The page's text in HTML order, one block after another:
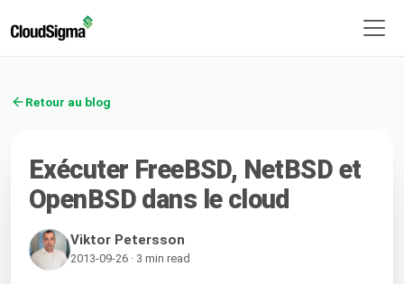
Retour au blog
Exécuter FreeBSD, NetBSD et
OpenBSD dans le cloud
Viktor Petersson
2013-09-26 · 3 min read